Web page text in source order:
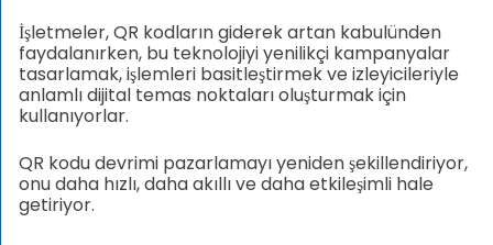
İşletmeler, QR kodların giderek artan kabulünden
faydalanırken, bu teknolojiyi yenilikçi kampanyalar
tasarlamak, işlemleri basitleştirmek ve izleyicileriyle
anlamlı dijital temas noktaları oluşturmak için
kullanıyorlar.
QR kodu devrimi pazarlamayı yeniden şekillendiriyor,
onu daha hızlı, daha akıllı ve daha etkileşimli hale
getiriyor.